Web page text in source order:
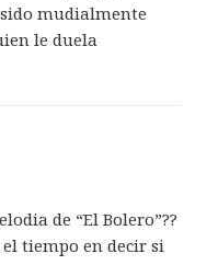
sido mudialmente
le duela
de “El Bolero”??
tiempo en decir si